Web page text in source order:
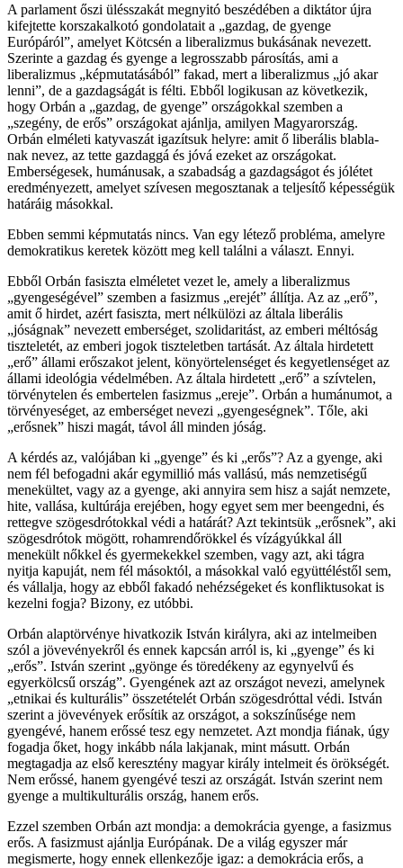
A parlament őszi ülésszakát megnyitó beszédében a diktátor újra
kifejtette korszakalkotó gondolatait a „gazdag, de gyenge
Európáról”, amelyet Kötcsén a liberalizmus bukásának nevezett.
Szerinte a gazdag és gyenge a legrosszabb párosítás, ami a
liberalizmus „képmutatásából” fakad, mert a liberalizmus „jó akar
lenni”, de a gazdagságát is félti. Ebből logikusan az következik,
hogy Orbán a „gazdag, de gyenge” országokkal szemben a
„szegény, de erős” országokat ajánlja, amilyen Magyarország.
Orbán elméleti katyvaszát igazítsuk helyre: amit ő liberális blabla-
nak nevez, az tette gazdaggá és jóvá ezeket az országokat.
Emberségesek, humánusak, a szabadság a gazdagságot és jólétet
eredményezett, amelyet szívesen megosztanak a teljesítő képességük
határáig másokkal.
Ebben semmi képmutatás nincs. Van egy létező probléma, amelyre
demokratikus keretek között meg kell találni a választ. Ennyi.
Ebből Orbán fasiszta elméletet vezet le, amely a liberalizmus
„gyengeségével” szemben a fasizmus „erejét” állítja. Az az „erő”,
amit ő hirdet, azért fasiszta, mert nélkülözi az általa liberális
„jóságnak” nevezett emberséget, szolidaritást, az emberi méltóság
tiszteletét, az emberi jogok tiszteletben tartását. Az általa hirdetett
„erő” állami erőszakot jelent, könyörtelenséget és kegyetlenséget az
állami ideológia védelmében. Az általa hirdetett „erő” a szívtelen,
törvénytelen és embertelen fasizmus „ereje”. Orbán a humánumot, a
törvényeséget, az emberséget nevezi „gyengeségnek”. Tőle, aki
„erősnek” hiszi magát, távol áll minden jóság.
A kérdés az, valójában ki „gyenge” és ki „erős”? Az a gyenge, aki
nem fél befogadni akár egymillió más vallású, más nemzetiségű
menekültet, vagy az a gyenge, aki annyira sem hisz a saját nemzete,
hite, vallása, kultúrája erejében, hogy egyet sem mer beengedni, és
rettegve szögesdrótokkal védi a határát? Azt tekintsük „erősnek”, aki
szögesdrótok mögött, rohamrendőrökkel és vízágyúkkal áll
menekült nőkkel és gyermekekkel szemben, vagy azt, aki tágra
nyitja kapuját, nem fél másoktól, a másokkal való együttéléstől sem,
és vállalja, hogy az ebből fakadó nehézségeket és konfliktusokat is
kezelni fogja? Bizony, ez utóbbi.
Orbán alaptörvénye hivatkozik István királyra, aki az intelmeiben
szól a jövevényekről és ennek kapcsán arról is, ki „gyenge” és ki
„erős”. István szerint „gyönge és töredékeny az egynyelvű és
egyerkölcsű ország”. Gyengének azt az országot nevezi, amelynek
„etnikai és kulturális” összetételét Orbán szögesdróttal védi. István
szerint a jövevények erősítik az országot, a sokszínűsége nem
gyengévé, hanem erőssé tesz egy nemzetet. Azt mondja fiának, úgy
fogadja őket, hogy inkább nála lakjanak, mint másutt. Orbán
megtagadja az első keresztény magyar király intelmeit és örökségét.
Nem erőssé, hanem gyengévé teszi az országát. István szerint nem
gyenge a multikulturális ország, hanem erős.
Ezzel szemben Orbán azt mondja: a demokrácia gyenge, a fasizmus
erős. A fasizmust ajánlja Európának. De a világ egyszer már
megismerte, hogy ennek ellenkezője igaz: a demokrácia erős, a